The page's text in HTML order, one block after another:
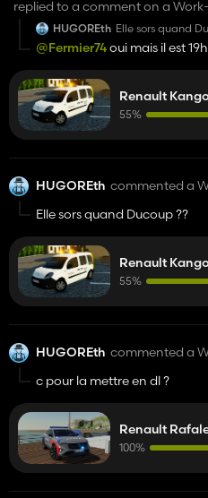
replied to a comment on a
HUGOREth Elle sors quand
@Fermier74oui mais il est
Renault
55%
HUGOREth commented a
Elle sors quand Ducoup ??
Renault
55%
HUGOREth commented a
c pour la mettre en dl ?
Renault
100%